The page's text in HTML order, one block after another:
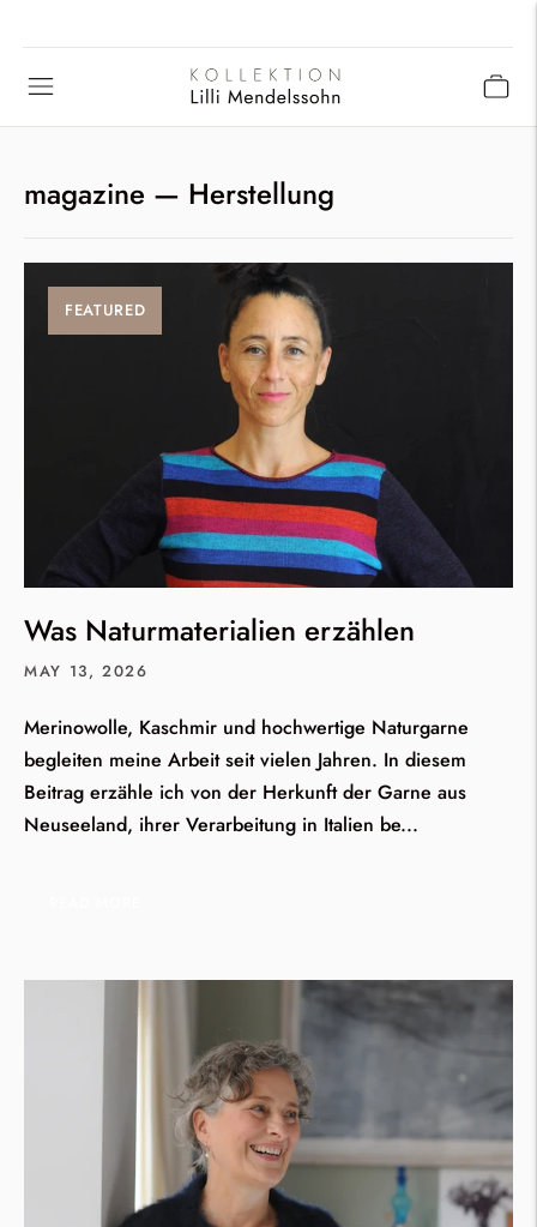
magazine — Herstellung
FEATURED
Was Naturmaterialien erzählen
MAY 13, 2026
Merinowolle, Kaschmir und hochwertige Naturgarne
begleiten meine Arbeit seit vielen Jahren. In diesem
Beitrag erzähle ich von der Herkunft der Garne aus
Neuseeland, ihrer Verarbeitung in Italien be...